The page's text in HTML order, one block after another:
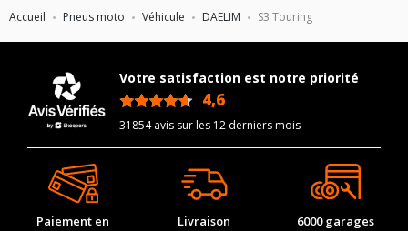
Accueil Pneus moto Véhicule DAELIM S3 Touring
Votre satisfaction est notre priorité
4,6
31854 avis sur les 12 derniers mois
Paiement en
Livraison
6000 garages